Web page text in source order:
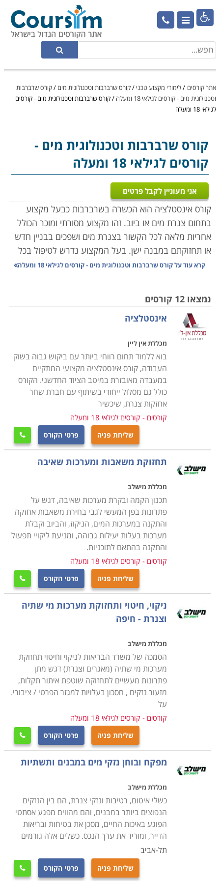

אתר קורסים /לימודי מקצוע טכני /קורס שרברבות וטכנולוגית מים /קורס שרברבות
וטכנולוגית מים - קורסים לגילאי 18 ומעלה
/קורס שרברבות וטכנולוגית מים - קורסים
לגילאי 18 ומעלה
קורס שרברבות וטכנולוגית מים -
קורסים לגילאי 18 ומעלה
אני מעוניין לקבל פרטים
קורס אינסטלציה הוא הכשרה בשרברבות כבעל מקצוע
בתחום צנרת מים או ביוב. זהו מקצוע מסורתי ומוכר הכולל
אחריות מלאה לכל הקשור בצנרת מים ושפכים בבניין חדש
או תחזוקתם במבנה ישן. בעל המקצוע נדרש לטיפול בכל
צינור שהתפוצץ או סתימה בדירה פרטית או בבניין דירות
צנרת הבניין המרכזית ועד צנרת הביוב העירונית, כולל
האבזרים המחוברים לה. ישנם שני סוגים עיקריים של
עבודת שרברבות: הרכבת מערכות חדשות, ואיתור ותיקון
תקלות במערכת קיימת. ישנם שרברבים העובדים כעצמאי,
לעתים כעסק של אדם אחד בלבד, וכן הפעילים בחברות
אינסטלציה, ובחברות בעלות התמחות רחבה יותר בתחום
מעבר לעבודתם של שרברבים בתיקון ובהצבת צנרת
בבתים, קיימים לא מעט תחומים נוספים שנהנים משירותי
מומחיותם דוגמת עסקי השקייה וחקלאות, העוסקים בעיצוב
פנים וחוץ של בתים, מבנים, גינות ובריכות נוי, מתקינים של
דודים וקולטי שמש. מכיוון שמדובר בסוגי תקלות שחובה
לתקן באופן מיידי, או בסמוך ככל האפשר לעת איתורן, הלקוח
רוצה לדעת שהוא יכול לפנות לאיש מקצוע אמין ושזה
האחרון ייתן לו שירות מקצועי, אמין ובמחיר הגון ונוח. מחירי
המים המאמירים בארץ גם הם תורמים לצורך בפתרון מיידי
של כל תקלה במערכות ההולכה הביתיות, שכן דליפה
מתמשכת, אפילו כזו שמתבטאת לכאורה בטפטוף קל, עלולה
להצטבר לכמות מים נכבדה, שתסתיים בחשבון מים חריג
ויקר בהרבה מהמשוער.
כלי המקצוע
קורס אינסטלציה כולל מגוון רחב של מיומנויות חיוניות
מים אפורים ושפכים, ביניהן קריאת תרשימי בניין כדי לזהות
היכן ממוקמת צנרת המים, הביוב והאיוורור שלו, טיפול
בנזילות והתקנות של מערכות אינסטלציה, אסלות וכלים
סניטריים, ברזים, מערכות חימום מים, זיהוי כשלים בציוד
ומערכות הצנרת והסיבות להם, התקנה, תיקון ואחזקה של
מתקני אינסטלציה פרטיים, מסחריים ותעשייתיים, כיווני
זרימה, תגובות כימיות ופיזיקליות של מים כשבאים במגע עם
חומרים שונים, זיהוי וסימון נקודות חיבור ומעברים של
צינורות בקירות ותחת רצפות, מדידה, חיתוך, כיפוף, השחלת
והברגת צנרת באופן ידני ובאמצעות ציוד מקצועי, טיפול
במערכות דודי שמש, חיבור צינורות ואבזרים באמצעות
שיטות הלחמה, מתאמים, חיבורים, מצמדים ומסעפים שונים,
בדיקת ואומדן דליפות בצינורות באמצעות מד לחץ מים
ואוויר. כל אלו מתוך מודעות והענות לכל תקני הבקרה
והבטיחות על פי תקנות החוק ואבטחת האיכות הנדרשת
מבעל מקצוע אחראי.
קרא עוד עלקורס שרברבות וטכנולוגית מים - קורסים לגילאי 18 ומעלה
נמצאו 12 קורסים
אינסטלציה
מכללת אין ליין
בוא ללמוד תחום רווחי ביותר עם ביקוש גבוה בשוק
העבודה, קורס אינסטלציה מקצועי המתקיים
במעבדה מאובזרת במיטב הציוד החדשני. הקורס
כולל גם מסלול ייחודי בשיתוף עם חברת שחר
אחזקות צנרת, שיכשיר
קורסים - קורסים לגילאי 18 ומעלה
שליחת פניה פרטי הקורס 
תחזוקת משאבות ומערכות שאיבה
מכללת מישלב
תכנון הקמה ובקרת מערכות שאיבה, דגש על
פתרונות בפן המעשי לגבי בחירת משאבות אחזקה
והתקנה במערכות המים, הניקוז, והביוב וקבלת
מערכות בעלות יעילות גבוהה, ומניעת ליקויי תפעול
והתקנה בהתאם לתוכניות.
קורסים - קורסים לגילאי 18 ומעלה
שליחת פניה פרטי הקורס 
ניקוי, חיטוי ותחזוקת מערכות מי שתיה
וצנרת - חיפה
מכללת מישלב
הסמכה של משרד הבריאות לניקוי וחיטוי תחזוקת
מערכות מי שתיה (מאגרים וצנרת) דגש מתן
פתרונות מעשיים לתחזוקה שוטפת איתור תקלות,
מזעור נזקים , חסכון בעלויות למגזר הפרטי / ציבורי.
על
קורסים - קורסים לגילאי 18 ומעלה
שליחת פניה פרטי הקורס 
מפקח ובוחן נזקי מים במבנים ותשתיות
מכללת מישלב
כשלי איטום, רטיבות ונזקי צנרת, הם בין הנזקים
הנפוצים ביותר במבנים, והם מהווים מפגע אסתטי
הפוגע באיכות החיים, מסכן את בטיחות ובריאות
הדייר, ומוריד את ערך הנכס. כשלים אלה גורמים
תל-אביב
שליחת פניה פרטי הקורס 